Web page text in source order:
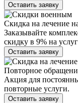
Оставить заявку
Скидка на лечение
Заказывайте
скидку в 9% на
Оставить заявку
Повторное
Акция для
повторные услуги.
Оставить заявку